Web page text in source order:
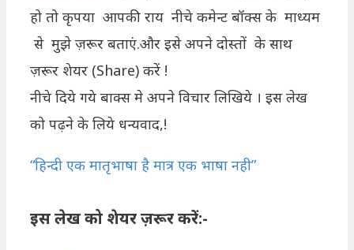
हो तो कृपया आपकी राय नीचे कमेन्ट बॉक्स के माध्यम
से मुझे ज़रूर बताएं.और इसे अपने दोस्तों के साथ
ज़रूर शेयर (Share) करें !
नीचे दिये गये बाक्स मे अपने विचार लिखिये । इस लेख
को पढ़ने के लिये धन्यवाद,!
“हिन्दी एक मातृभाषा है मात्र एक भाषा नही”
इस लेख को शेयर ज़रूर करें:-